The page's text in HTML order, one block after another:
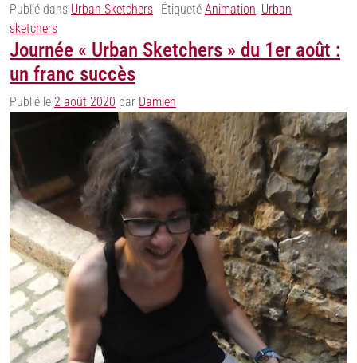
Publié dans Urban Sketchers Étiqueté Animation Urban
sketchers
Journée « Urban Sketchers » du 1er août :
un franc succès
Publié le 2 août 2020 par Damien